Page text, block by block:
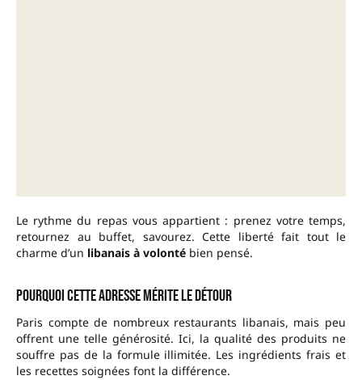
Le rythme du repas vous appartient : prenez votre temps,
retournez au buffet, savourez. Cette liberté fait tout le
charme d’un libanais à volonté bien pensé.
Pourquoi cette adresse mérite le détour
Paris compte de nombreux restaurants libanais, mais peu
offrent une telle générosité. Ici, la qualité des produits ne
souffre pas de la formule illimitée. Les ingrédients frais et
les recettes soignées font la différence.